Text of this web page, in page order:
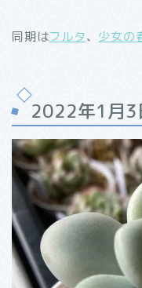
同期はフルタ、 少女の
2022年1月